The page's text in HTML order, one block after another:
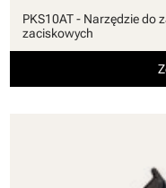
PKS10AT - Narzędzie do
zaciskowych